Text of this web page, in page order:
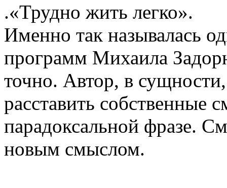
.«Трудно жить легко».
Именно так называлась
программ Михаила
точно. Автор, в
расставить собственные
парадоксальной фразе.
новым смыслом.